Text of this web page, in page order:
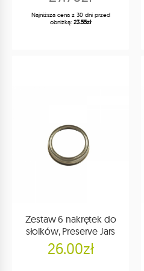
Najniższa cena z 30 dni przed
obniżką: 23.55zł
Zestaw 6 nakrętek do
słoików, Preserve Jars
26.00zł